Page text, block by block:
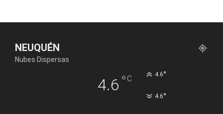
NEUQUÉN
Nubes Dispersas
4.6 °C 4.6°
4.6°